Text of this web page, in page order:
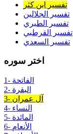
تفسير ابن كثر
تفسير الجلالين
تفسير الطبري
تفسير القرطبي
تفسير السعدي
اختر سوره
1- الفاتحة
2- البقرة
3- آل عمران
4- النساء
5- المائدة
6- الأنعام